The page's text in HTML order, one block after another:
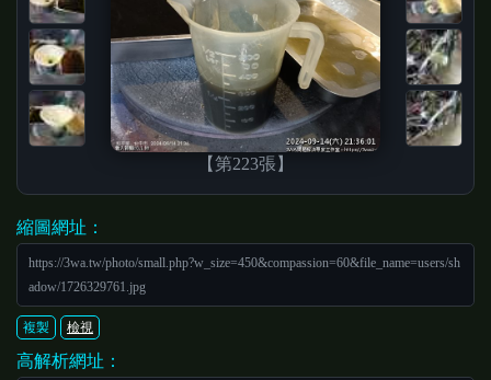
【第223張】
縮圖網址：
https://3wa.tw/photo/small.php?w_size=450&compassion=60&file_name=users/sh
adow/1726329761.jpg
複製 檢視
高解析網址：